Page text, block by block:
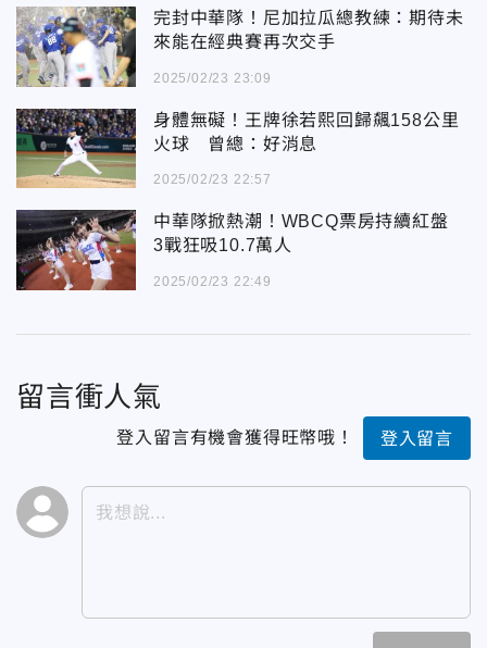
完封中華隊！尼加拉瓜總教練：期待未
來能在經典賽再次交手
2025/02/23 23:09
身體無礙！王牌徐若熙回歸飆158公里
火球 曾總：好消息
2025/02/23 22:57
中華隊掀熱潮！WBCQ票房持續紅盤
3戰狂吸10.7萬人
2025/02/23 22:49
留言衝人氣
登入留言有機會獲得旺幣哦！ 登入留言